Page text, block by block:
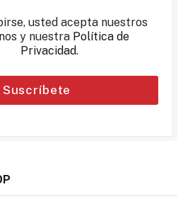
usted acepta nuestros
y nuestra Política de
Privacidad.
Suscríbete